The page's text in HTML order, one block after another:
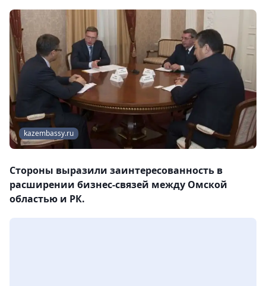
kazembassy.ru
Стороны выразили заинтересованность в
расширении бизнес-связей между Омской
областью и РК.